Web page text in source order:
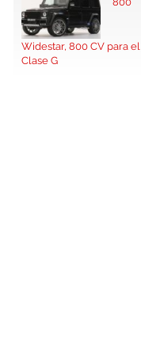
Widestar, 800 CV para el
Clase G